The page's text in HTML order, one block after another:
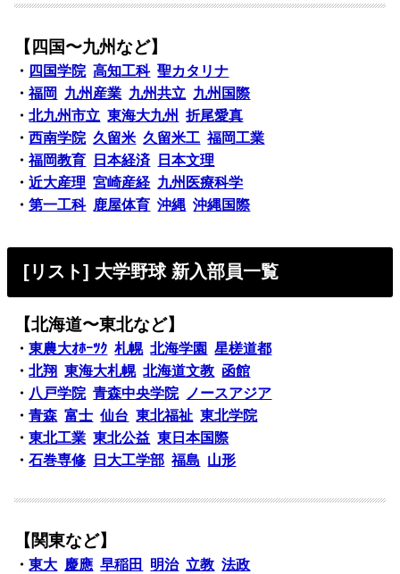
【四国〜九州など】
・ 四国学院 高知工科 聖カタリナ
・福岡 九州産業 九州共立 九州国際
・北九州市立 東海大九州
折尾愛真
・西南学院 久留米 久留米工 福岡工業
・福岡教育 日本経済
日本文理
・近大産理 宮崎産経 九州医療科学
・第一工科 鹿屋体育 沖縄 沖縄国際
[リスト] 大学野球 新入部員一覧
【北海道〜東北など】
・東農大ｵﾎｰﾂｸ 札幌 北海学園
星槎道都
・北翔 東海大札幌 北海道文教 函館
・ 八戸学院 青森中央学院
ノースアジア
・青森 富士 仙台 東北福祉 東北学院
・東北工業 東北公益 東日本国際
・石巻専修 日大工学部 福島 山形
【関東など】
・東大 慶應 早稲田 明治 立教 法政